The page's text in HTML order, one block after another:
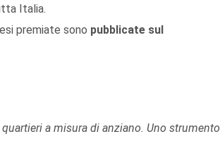
Italia.
premiate sono pubblicate sul
a misura di anziano. Uno strumento